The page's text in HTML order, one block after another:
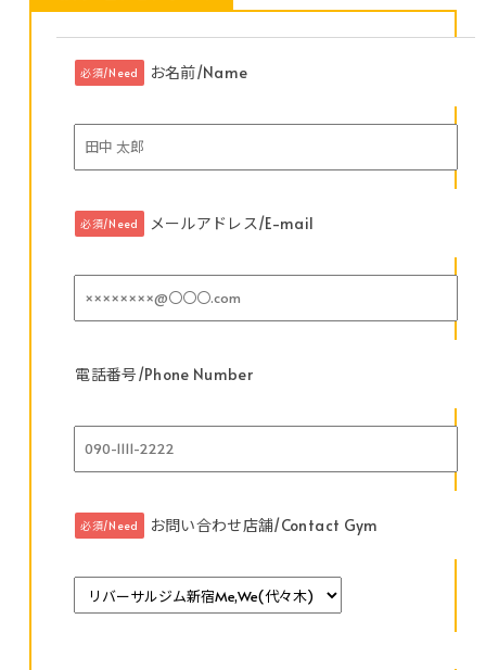
必須/Need お名前/Name
必須/Need メールアドレス/E-mail
電話番号/Phone Number
必須/Need お問い合わせ店舗/Contact Gym